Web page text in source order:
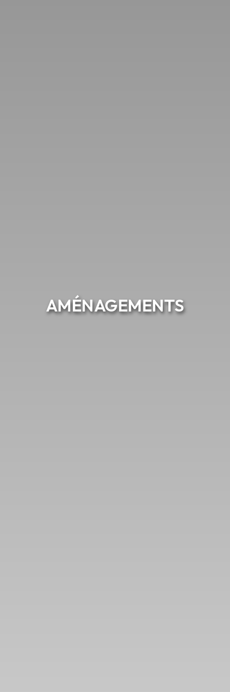
AMÉNAGEMENTS